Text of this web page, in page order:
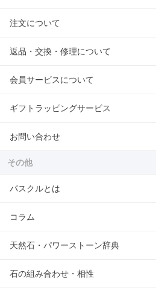
注文について
返品・交換・修理について
会員サービスについて
ギフトラッピングサービス
お問い合わせ
その他
パスクルとは
コラム
天然石・パワーストーン辞典
石の組み合わせ・相性